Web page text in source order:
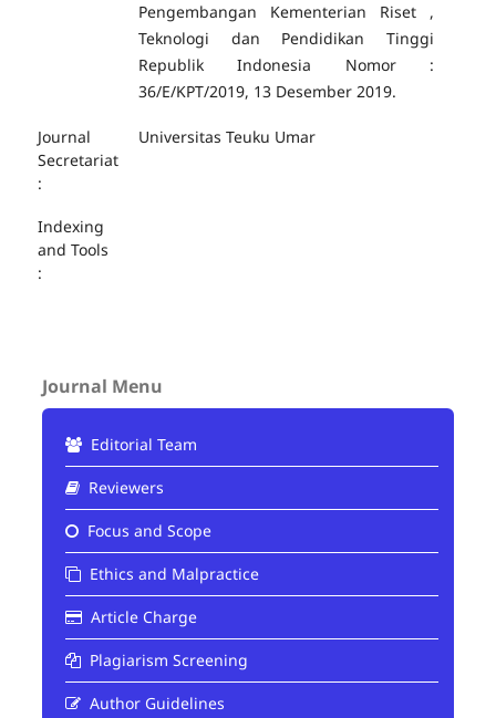
Pengembangan Kementerian Riset ,
Teknologi dan Pendidikan Tinggi
Republik Indonesia Nomor :
36/E/KPT/2019, 13 Desember 2019.
Journal
Secretariat
:
Universitas Teuku Umar
Indexing
and Tools
:
Journal Menu
Editorial Team
Reviewers
Focus and Scope
Ethics and Malpractice
Article Charge
Plagiarism Screening
Author Guidelines